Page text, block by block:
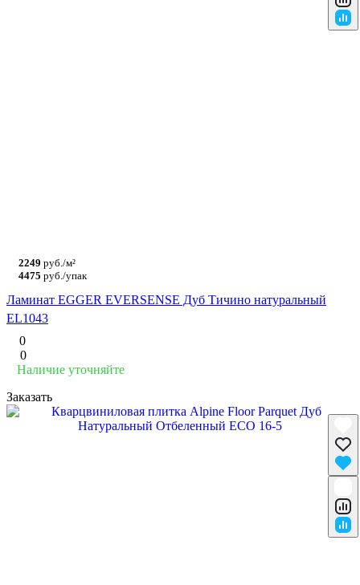
2249 руб./м²
4475 руб./упак
Ламинат EGGER EVERSENSE Дуб Тичино натуральный
EL1043
0
0
Наличие уточняйте
Заказать